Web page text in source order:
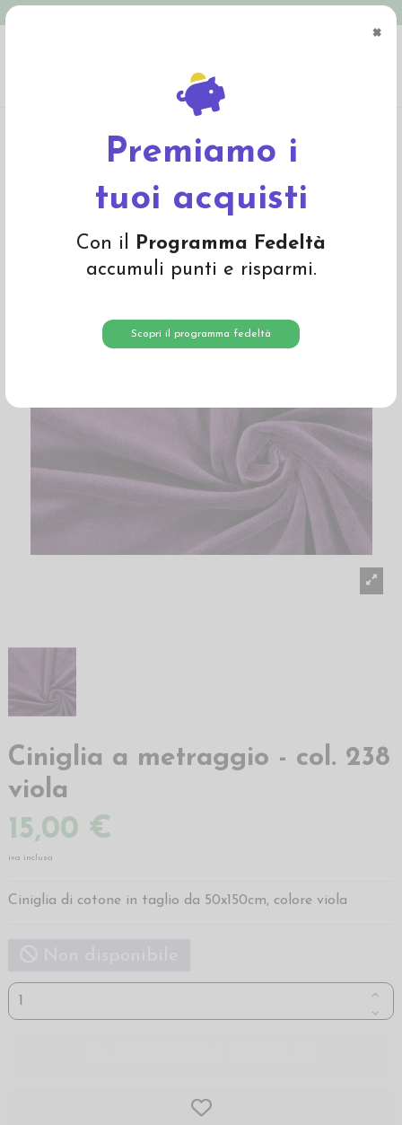
×
Premiamo i
tuoi acquisti
Con il Programma Fedeltà
accumuli punti e risparmi.
Scopri il programma fedeltà
Ciniglia a metraggio - col. 238 viola
Ciniglia a metraggio - col. 238
viola
15,00 €
iva inclusa
Ciniglia di cotone in taglio da 50x150cm, colore viola